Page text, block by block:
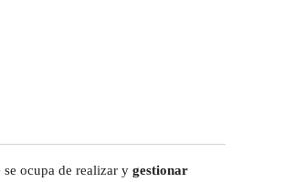
ocupa de realizar y gestionar